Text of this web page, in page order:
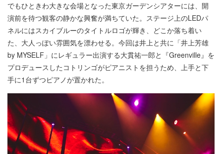
でもひときわ大きな会場となった東京ガーデンシアターには、開
演前を待つ観客の静かな興奮が満ちていた。ステージ上のLEDパ
ネルにはスカイブルーのタイトルロゴが輝き、どこか落ち着い
た、大人っぽい雰囲気を漂わせる。今回は井上と共に「井上芳雄
by MYSELF」にレギュラー出演する大貫祐一郎と『Greenville』を
プロデュースしたコトリンゴがピアニストを担うため、上手と下
手に1台ずつピアノが置かれた。